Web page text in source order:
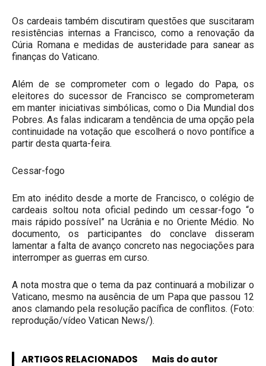
Os cardeais também discutiram questões que suscitaram
resistências internas a Francisco, como a renovação da
Cúria Romana e medidas de austeridade para sanear as
finanças do Vaticano.
Além de se comprometer com o legado do Papa, os
eleitores do sucessor de Francisco se comprometeram
em manter iniciativas simbólicas, como o Dia Mundial dos
Pobres. As falas indicaram a tendência de uma opção pela
continuidade na votação que escolherá o novo pontífice a
partir desta quarta-feira.
Cessar-fogo
Em ato inédito desde a morte de Francisco, o colégio de
cardeais soltou nota oficial pedindo um cessar-fogo “o
mais rápido possível” na Ucrânia e no Oriente Médio. No
documento, os participantes do conclave disseram
lamentar a falta de avanço concreto nas negociações para
interromper as guerras em curso.
A nota mostra que o tema da paz continuará a mobilizar o
Vaticano, mesmo na ausência de um Papa que passou 12
anos clamando pela resolução pacífica de conflitos. (Foto:
reprodução/vídeo Vatican News/).
ARTIGOS RELACIONADOS Mais do autor